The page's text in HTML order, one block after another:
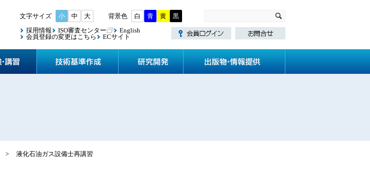
小 中 大 白 青 黄
黒
採用情報
ISO審査センター
English
会員登録の変更はこちら
ECサイト
検査・認定等 資格試験・講習
> 液化石油ガス設備士再講習